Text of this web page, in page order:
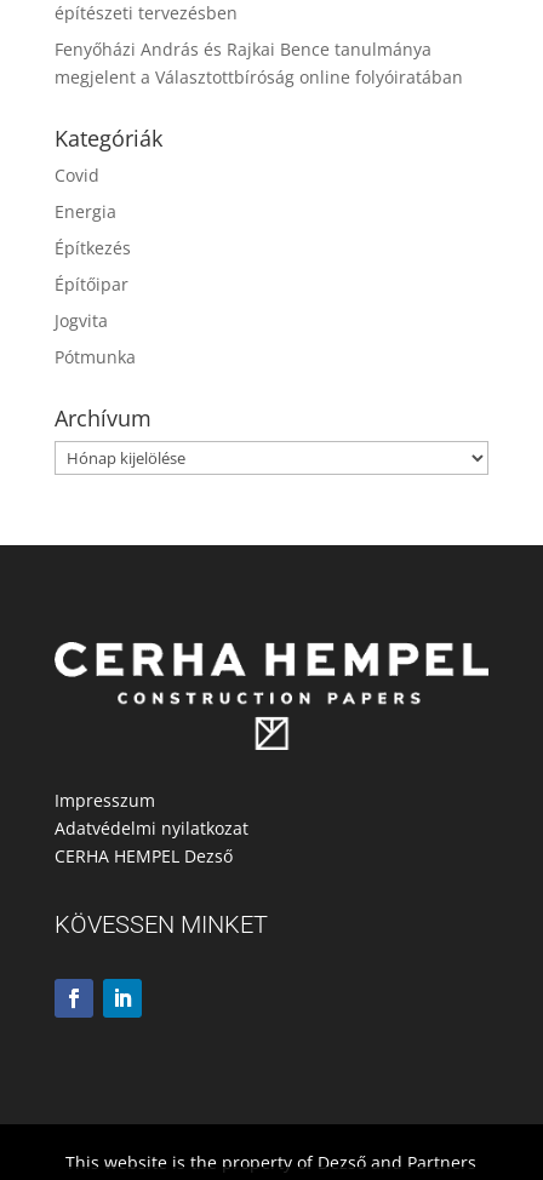
építészeti tervezésben
Fenyőházi András és Rajkai Bence tanulmánya
megjelent a Választottbíróság online folyóiratában
Kategóriák
Covid
Energia
Építkezés
Építőipar
Jogvita
Pótmunka
Archívum
Archívum
Impresszum
Adatvédelmi nyilatkozat
CERHA HEMPEL Dezső
KÖVESSEN MINKET
This website is the property of Dezső and Partners